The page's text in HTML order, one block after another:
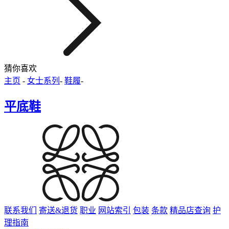
猜你喜欢
主页 - 女士系列 - 鞋履-
平底鞋
联系我们 寄送&退货 职业 网站索引 包装 条款 精品店查询 护
理指南